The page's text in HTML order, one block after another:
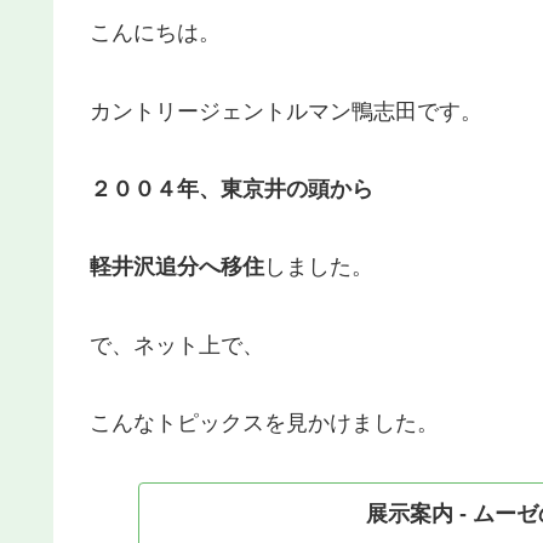
こんにちは。
カントリージェントルマン鴨志田です。
２００４年、東京井の頭から
軽井沢追分へ移住 しました。
で、ネット上で、
こんなトピックスを見かけました。
展示案内 - ムーゼ